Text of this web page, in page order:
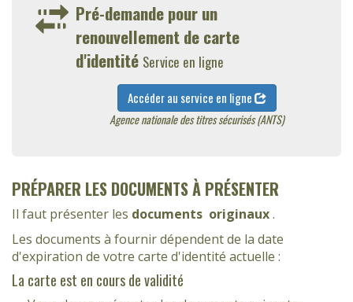
Pré-demande pour un
renouvellement de carte
d'identité Service en ligne
Accéder au service en ligne
Agence nationale des titres sécurisés (ANTS)
PRÉPARER LES DOCUMENTS À PRÉSENTER
Il faut présenter les documents originaux.
Les documents à fournir dépendent de la date
d'expiration de votre carte d'identité actuelle :
La carte est en cours de validité